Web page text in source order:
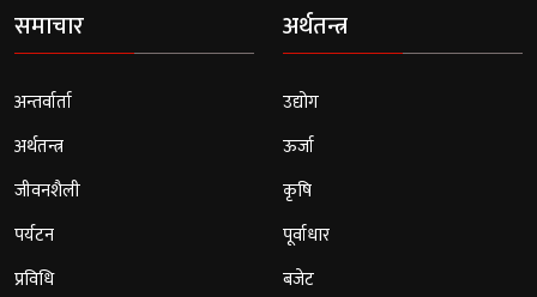
समाचार
अन्तर्वार्ता
अर्थतन्त्र
जीवनशैली
पर्यटन
प्रविधि
अर्थतन्त्र
उद्योग
ऊर्जा
कृषि
पूर्वाधार
बजेट